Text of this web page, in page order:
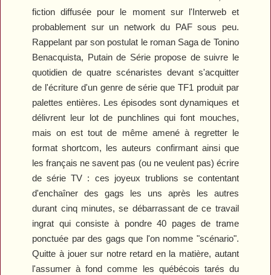
fiction diffusée pour le moment sur l'Interweb et
probablement sur un network du PAF sous peu.
Rappelant par son postulat le roman Saga de Tonino
Benacquista, Putain de Sériepropose de suivre le
quotidien de quatre scénaristes devant s'acquitter
de l'écriture d'un genre de série que TF1 produit par
palettes entières. Les épisodes sont dynamiques et
délivrent leur lot de punchlines qui font mouches,
mais on est tout de même amené à regretter le
format shortcom, les auteurs confirmant ainsi que
les français ne savent pas (ou ne veulent pas) écrire
de série TV : ces joyeux trublions se contentant
d'enchaîner des gags les uns après les autres
durant cinq minutes, se débarrassant de ce travail
ingrat qui consiste à pondre 40 pages de trame
ponctuée par des gags que l'on nomme "scénario".
Quitte à jouer sur notre retard en la matière, autant
l'assumer à fond comme les québécois tarés du